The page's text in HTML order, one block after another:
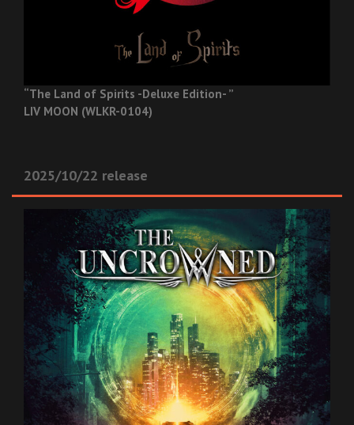
“The Land of Spirits -Deluxe Edition- ”
LIV MOON (WLKR-0104)
2025/10/22 release